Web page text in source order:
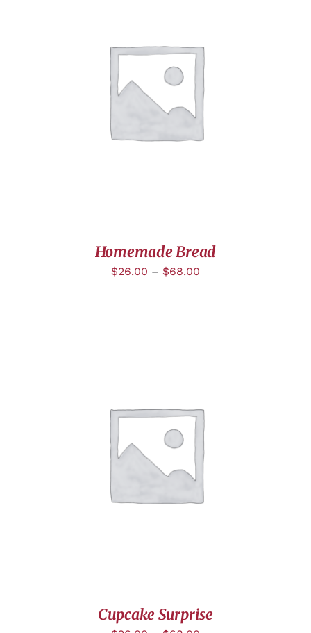
DÉTAILS
Homemade Bread
$26.00 – $68.00
DÉTAILS
Cupcake Surprise